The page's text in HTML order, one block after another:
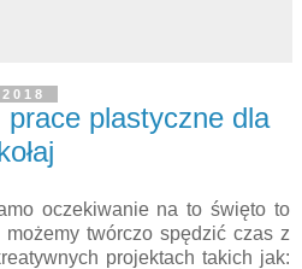
plastyczne dla
oczekiwanie na to święto to
twórczo spędzić czas z
projektach takich jak: